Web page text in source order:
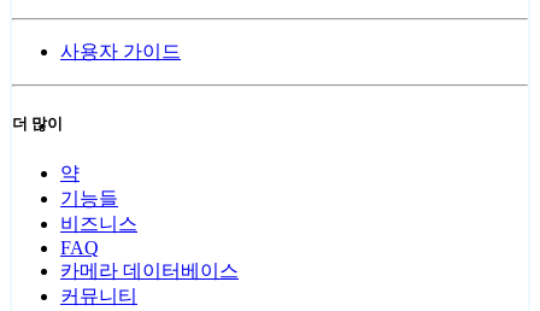
사용자 가이드
더 많이
약
기능들
비즈니스
FAQ
카메라 데이터베이스
커뮤니티